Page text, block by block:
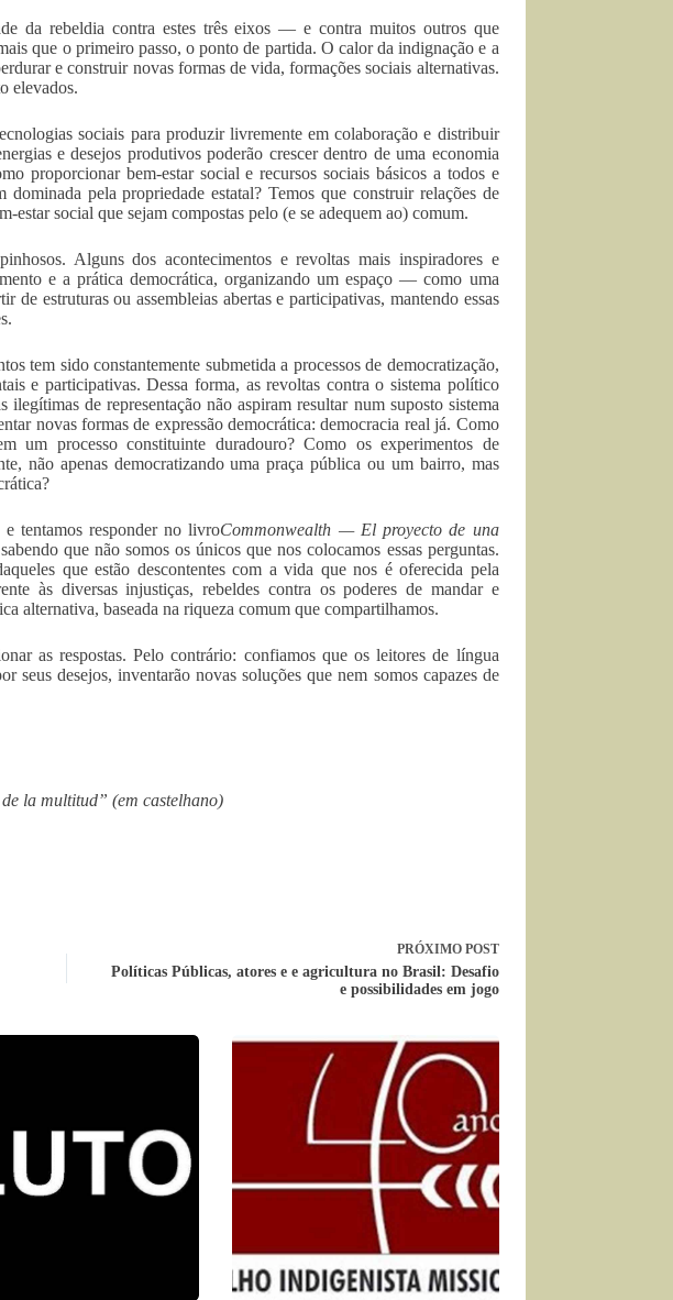
da rebeldia contra estes três eixos — e contra muitos outros que
que o primeiro passo, o ponto de partida. O calor da indignação e a
e construir novas formas de vida, formações sociais alternativas.
elevados.
sociais para produzir livremente em colaboração e distribuir
e desejos produtivos poderão crescer dentro de uma economia
proporcionar bem-estar social e recursos sociais básicos a todos e
pela propriedade estatal? Temos que construir relações de
estar social que sejam compostas pelo (e se adequem ao) comum.
Alguns dos acontecimentos e revoltas mais inspiradores e
e a prática democrática, organizando um espaço — como uma
estruturas ou assembleias abertas e participativas, mantendo essas
tem sido constantemente submetida a processos de democratização,
e participativas. Dessa forma, as revoltas contra o sistema político
de representação não aspiram resultar num suposto sistema
novas formas de expressão democrática: democracia real já. Como
um processo constituinte duradouro? Como os experimentos de
não apenas democratizando uma praça pública ou um bairro, mas
e tentamos responder no livroCommonwealth — El proyecto de una
que não somos os únicos que nos colocamos essas perguntas.
que estão descontentes com a vida que nos é oferecida pela
às diversas injustiças, rebeldes contra os poderes de mandar e
alternativa, baseada na riqueza comum que compartilhamos.
as respostas. Pelo contrário: confiamos que os leitores de língua
seus desejos, inventarão novas soluções que nem somos capazes de
la multitud” (em castelhano)
PRÓXIMO POST
Políticas Públicas, atores e e agricultura no Brasil: Desafio
e possibilidades em jogo